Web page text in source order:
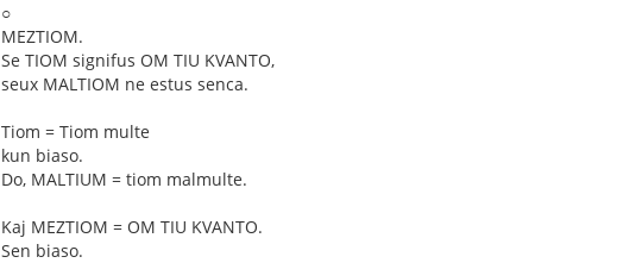
○
MEZTIOM.
Se TIOM signifus OM TIU KVANTO,
seux MALTIOM ne estus senca.
Tiom = Tiom multe
kun biaso.
Do, MALTIUM = tiom malmulte.
Kaj MEZTIOM = OM TIU KVANTO.
Sen biaso.